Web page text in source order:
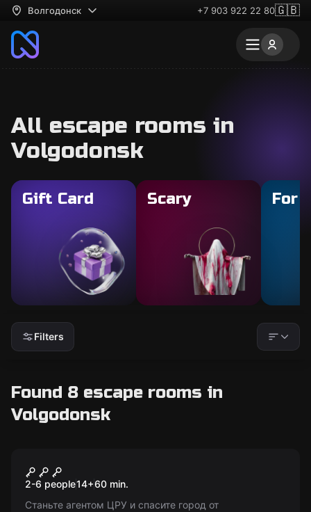
Волгодонск +7 903 922 22 80🇬🇧
All escape rooms in
Volgodonsk
Gift Card Scary For
Filters
Found 8 escape rooms in
Volgodonsk
Враг государства
2-6 people14+60 min.
Станьте агентом ЦРУ и спасите город от